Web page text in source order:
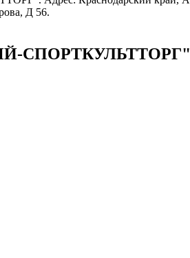
СПОРТКУЛЬТТОРГ"